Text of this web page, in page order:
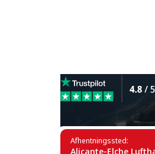
Afhentningssted:
Alicante-Elche